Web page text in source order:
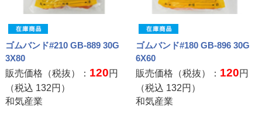
ゴムバンド#210 GB-889 30G
3X80
販売価格（税抜）： 120円
（税込 132円）
和気産業
ゴムバンド#180 GB-896 30G
6X60
販売価格（税抜）： 120円
（税込 132円）
和気産業